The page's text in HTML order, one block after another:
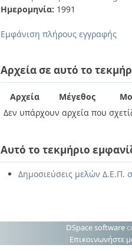
Ημερομηνία: 1991
Εμφάνιση πλήρους εγγραφής
Αρχεία σε αυτό το
Αρχεία Μέγεθος
Δεν υπάρχουν αρχεία που
Αυτό το τεκμήριο
Δημοσιεύσεις μελών Δ.Ε.Π.
DSpace software
Επικοινωνήστε